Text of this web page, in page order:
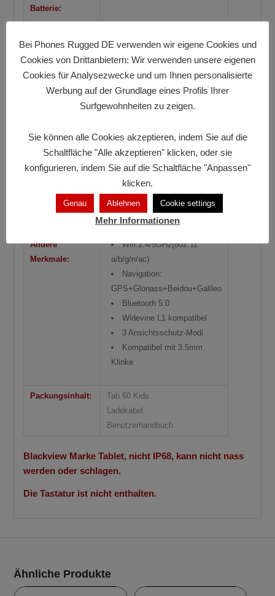
Batterie:
RAM:
ROM:
4 GB an 8 GB
128 GB an 1 TB
Kamera:
338 gramos
Dual SIM:
Dual Hybrid Card Slots; 1*SIM
+1 TF/2*SIM
Andere
Merkmale:
Wifi:2.4/5GHz(802.11
a/b/g/n/ac)
Navigation:
GPS+Glonass+Beidou+Galileo
Bluetooth 5.0
Widevine L1 kompatibel
3 Ansichtsschutz-Modi
Kompatibel mit 3.5mm
Klinke
Packungsinhalt:
Tab 60 Kids
Ladekabel
Benutzerhandbuch
Blackview Marke Tablet, nicht IP68, kann nicht nass
werden oder schlagen.
Die Tastatur ist nicht enthalten.
Ähnliche Produkte
Angebot! Angebot!
Bei Phones Rugged DE verwenden wir eigene Cookies und
Cookies von Drittanbietern: Wir verwenden unsere eigenen
Cookies für Analysezwecke und um Ihnen personalisierte
Werbung auf der Grundlage eines Profils Ihrer
Surfgewohnheiten zu zeigen.
Sie können alle Cookies akzeptieren, indem Sie auf die
Schaltfläche "Alle akzeptieren" klicken, oder sie
konfigurieren, indem Sie auf die Schaltfläche "Anpassen"
klicken.
Genau Ablehnen Cookie settings
Mehr Informationen